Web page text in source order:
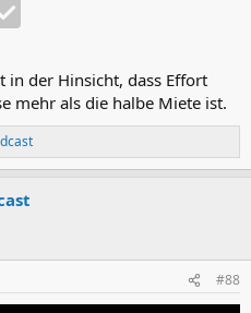
in der Hinsicht, dass Effort
mehr als die halbe Miete ist.
#88